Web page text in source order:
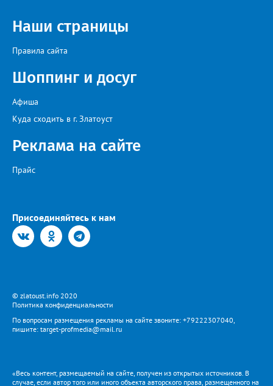
Наши страницы
Правила сайта
Шоппинг и досуг
Афиша
Куда сходить в г. Златоуст
Реклама на сайте
Прайс
Присоединяйтесь к нам
© zlatoust.info 2020
Политика конфиденциальности
По вопросам размещения рекламы на сайте звоните: +79222307040,
пишите: target-profmedia@mail.ru
«Весь контент, размещаемый на сайте, получен из открытых источников. В
случае, если автор того или иного объекта авторского права, размещенного на